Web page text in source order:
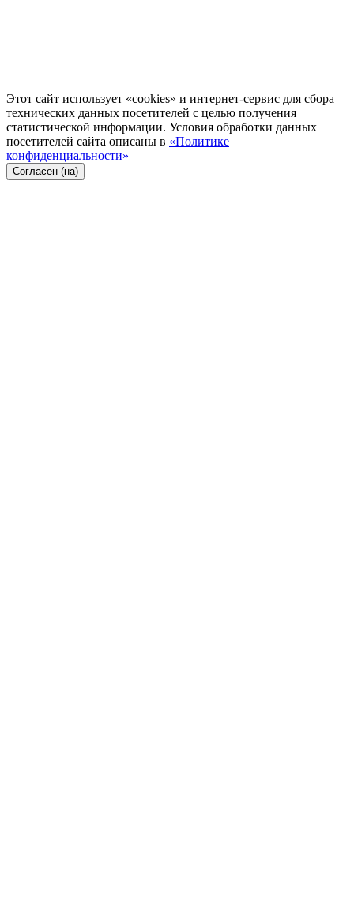
Этот сайт использует «cookies» и интернет-сервис для сбора
технических данных посетителей с целью получения
статистической информации. Условия обработки данных
посетителей сайта описаны в «Политике
конфиденциальности»
Согласен (на)